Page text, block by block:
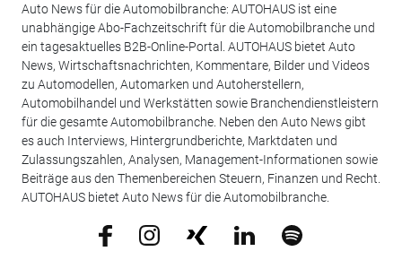
Auto News für die Automobilbranche: AUTOHAUS ist eine
unabhängige Abo-Fachzeitschrift für die Automobilbranche und
ein tagesaktuelles B2B-Online-Portal. AUTOHAUS bietet Auto
News, Wirtschaftsnachrichten, Kommentare, Bilder und Videos
zu Automodellen, Automarken und Autoherstellern,
Automobilhandel und Werkstätten sowie Branchendienstleistern
für die gesamte Automobilbranche. Neben den Auto News gibt
es auch Interviews, Hintergrundberichte, Marktdaten und
Zulassungszahlen, Analysen, Management-Informationen sowie
Beiträge aus den Themenbereichen Steuern, Finanzen und Recht.
AUTOHAUS bietet Auto News für die Automobilbranche.